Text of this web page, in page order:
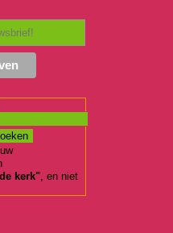
kerk", en niet